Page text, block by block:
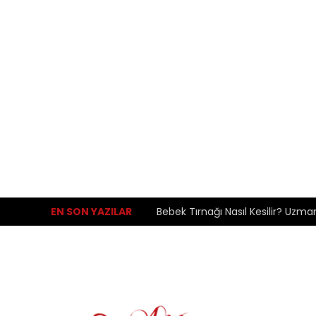
EN SON YAZILAR Bebek Tırnağı Nasıl Kesilir?